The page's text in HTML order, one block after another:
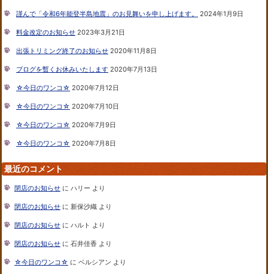
謹んで「令和6年能登半島地震」のお見舞いを申し上げます。 2024年1月9日
料金改定のお知らせ 2023年3月21日
出張トリミング終了のお知らせ 2020年11月8日
ブログを暫くお休みいたします 2020年7月13日
☆今日のワンコ☆ 2020年7月12日
☆今日のワンコ☆ 2020年7月10日
☆今日のワンコ☆ 2020年7月9日
☆今日のワンコ☆ 2020年7月8日
最近のコメント
閉店のお知らせ に ハリー より
閉店のお知らせ に 新保沙織 より
閉店のお知らせ に ハルト より
閉店のお知らせ に 石井佳香 より
☆今日のワンコ☆ に ベルシアン より